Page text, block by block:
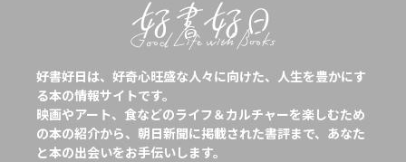
好書好日は、好奇心旺盛な人々に向けた、人生を豊かにす
る本の情報サイトです。
映画やアート、食などのライフ＆カルチャーを楽しむため
の本の紹介から、朝日新聞に掲載された書評まで、あなた
と本の出会いをお手伝いします。